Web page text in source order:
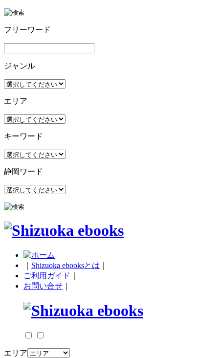
フリーワード
ジャンル
エリア
キーワード
静岡ワード
Shizuoka ebooksとは
ご利用ガイド
お問い合せ
エリア